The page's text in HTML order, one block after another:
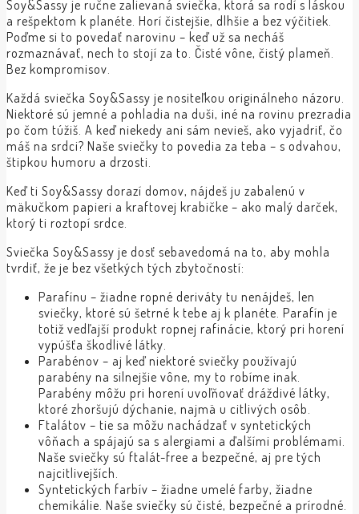
Soy&Sassy je ručne zalievaná sviečka, ktorá sa rodí s láskou
a rešpektom k planéte. Horí čistejšie, dlhšie a bez výčitiek.
Poďme si to povedať narovinu – keď už sa necháš
rozmaznávať, nech to stojí za to. Čisté vône, čistý plameň.
Bez kompromisov.
Každá sviečka Soy&Sassy je nositeľkou originálneho názoru.
Niektoré sú jemné a pohladia na duši, iné na rovinu prezradia
po čom túžiš. A keď niekedy ani sám nevieš, ako vyjadriť, čo
máš na srdci? Naše sviečky to povedia za teba – s odvahou,
štipkou humoru a drzosti.
Keď ti Soy&Sassy dorazí domov, nájdeš ju zabalenú v
mäkučkom papieri a kraftovej krabičke – ako malý darček,
ktorý ti roztopí srdce.
Sviečka Soy&Sassy je dosť sebavedomá na to, aby mohla
tvrdiť, že je bez všetkých tých zbytočností:
Parafínu – žiadne ropné deriváty tu nenájdeš, len
sviečky, ktoré sú šetrné k tebe aj k planéte. Parafín je
totiž vedľajší produkt ropnej rafinácie, ktorý pri horení
vypúšťa škodlivé látky.
Parabénov – aj keď niektoré sviečky používajú
parabény na silnejšie vône, my to robíme inak.
Parabény môžu pri horení uvoľňovať dráždivé látky,
ktoré zhoršujú dýchanie, najmä u citlivých osôb.
Ftalátov – tie sa môžu nachádzať v syntetických
vôňach a spájajú sa s alergiami a ďalšími problémami.
Naše sviečky sú ftalát-free a bezpečné, aj pre tých
najcitlivejších.
Syntetických farbív – žiadne umelé farby, žiadne
chemikálie. Naše sviečky sú čisté, bezpečné a prírodné.